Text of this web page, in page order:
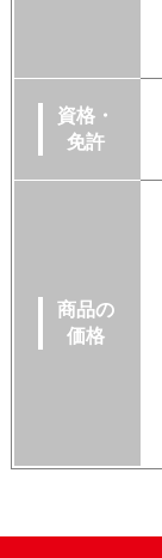
資格・
免許
商品の
価格